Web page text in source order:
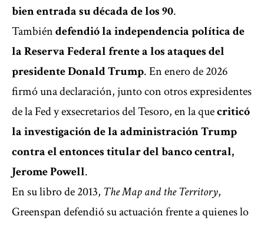
bien entrada su década de los 90.
Tambiéndefendió la independencia política de
la Reserva Federal frente a los ataques del
presidente Donald Trump. En enero de 2026
firmó una declaración, junto con otros expresidentes
de la Fed y exsecretarios del Tesoro, en la quecriticó
la investigación de la administración Trump
contra el entonces titular del banco central,
Jerome Powell.
En su libro de 2013, The Map and the Territory,
Greenspan defendió su actuación frente a quienes lo